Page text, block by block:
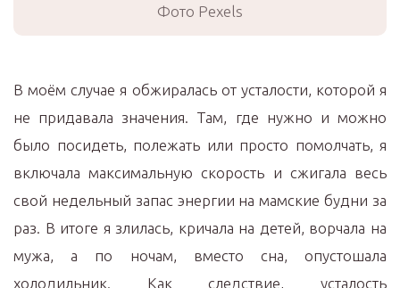
Фото Pexels
В моём случае я обжиралась от усталости, которой я
не придавала значения. Там, где нужно и можно
было посидеть, полежать или просто помолчать, я
включала максимальную скорость и сжигала весь
свой недельный запас энергии на мамские будни за
раз. В итоге я злилась, кричала на детей, ворчала на
мужа, а по ночам, вместо сна, опустошала
холодильник. Как следствие, усталость